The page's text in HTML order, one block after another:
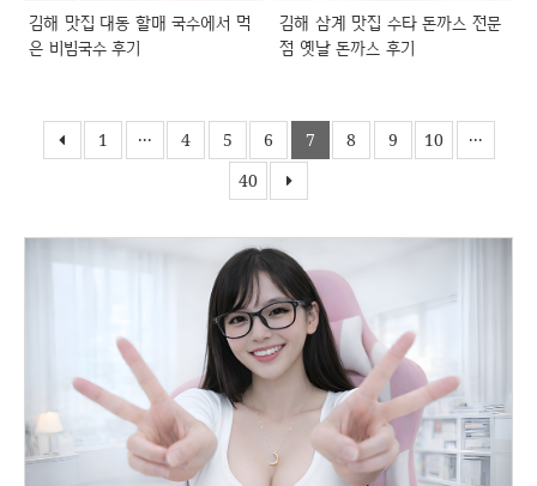
김해 맛집 대동 할매 국수에서 먹
은 비빔국수 후기
김해 삼계 맛집 수타 돈까스 전문
점 옛날 돈까스 후기
1 ··· 4 5 6 7 8 9 10
···
40